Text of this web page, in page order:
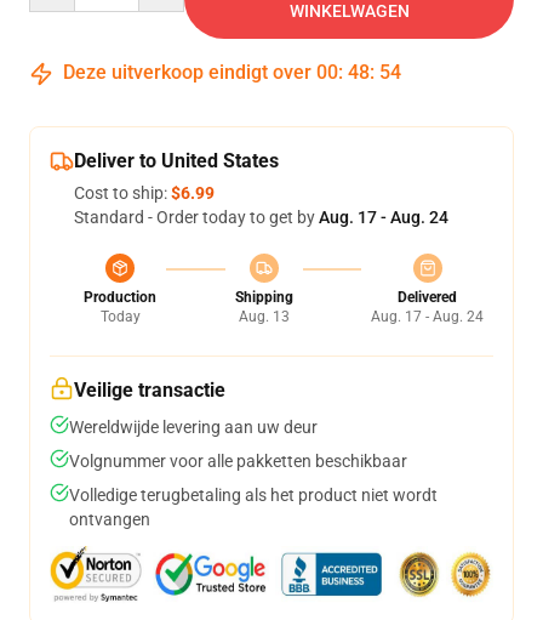
WINKELWAGEN
Deze uitverkoop eindigt over 00: 48: 53
Deliver to United States
Cost to ship:$6.99
Standard - Order today to get byAug. 17 - Aug. 24
Production
Today
Shipping
Aug. 13
Delivered
Aug. 17 - Aug. 24
Veilige transactie
Wereldwijde levering aan uw deur
Volgnummer voor alle pakketten beschikbaar
Volledige terugbetaling als het product niet wordt
ontvangen